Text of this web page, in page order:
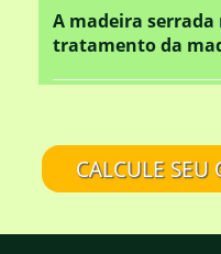
A madeira serrada
tratamento da
madeira de
CALCULE